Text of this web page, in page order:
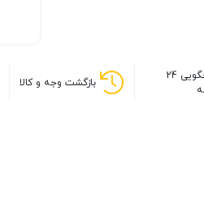
پاسخگویی 24
بازگشت وجه و کالا